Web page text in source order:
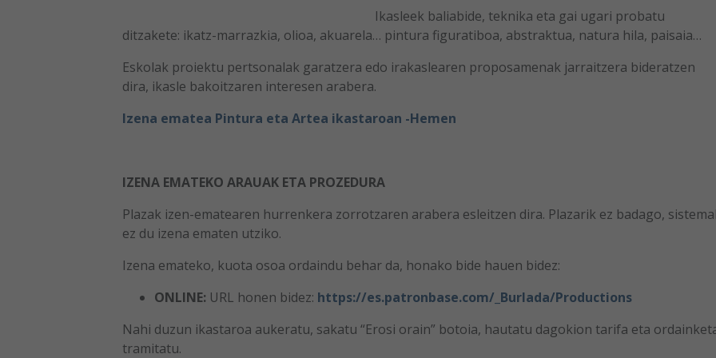
Ikasleek baliabide, teknika eta gai ugari probatu
ditzakete: ikatz-marrazkia, olioa, akuarela… pintura figuratiboa, abstraktua, natura hila, paisaia…
Eskolak proiektu pertsonalak garatzera edo irakaslearen proposamenak jarraitzera bideratzen
dira, ikasle bakoitzaren interesen arabera.
Izena ematea Pintura eta Artea ikastaroan -Hemen
IZENA EMATEKO ARAUAK ETA PROZEDURA
Plazak izen-ematearen hurrenkera zorrotzaren arabera esleitzen dira. Plazarik ez badago,
ez du izena ematen utziko.
Izena emateko, kuota osoa ordaindu behar da, honako bide hauen bidez:
ONLINE: URL honen bidez: https://es.patronbase.com/_Burlada/Productions
Nahi duzun ikastaroa aukeratu, sakatu “Erosi orain” botoia, hautatu dagokion tarifa eta
tramitatu.